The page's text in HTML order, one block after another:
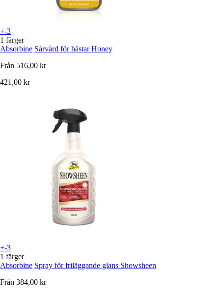
+-3
1 färger
Absorbine Sårvård för hästar Honey
Från 516,00 kr
421,00 kr
+-3
1 färger
Absorbine Spray för friläggande glans Showsheen
Från 384,00 kr